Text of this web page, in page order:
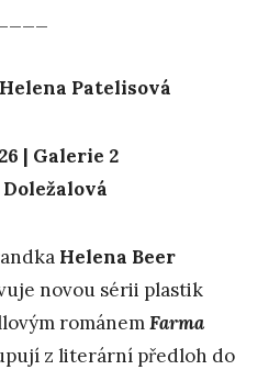
Patelisová
| Galerie 2
Helena Beer
novou sérii plastik
románemFarma
z literární předloh do